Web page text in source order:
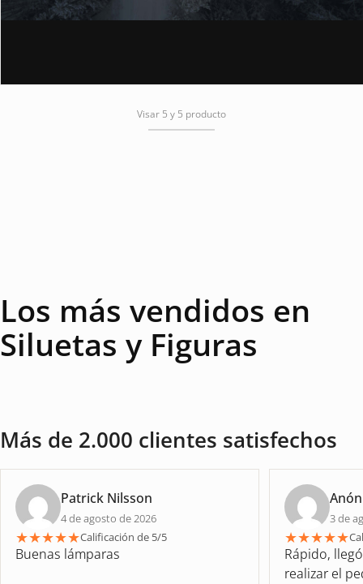
Visar 5 y 5 producto
Los más vendidos en
Siluetas y Figuras
Más de 2.000 clientes satisfechos
Patrick Nilsson
4 de agosto de 2026
★★★★★Calificación de 5/5
Buenas lámparas
3 de
★★★★★
Rápido,
realizar el